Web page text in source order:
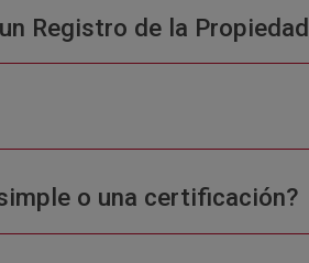
Registro de la Propiedad
o una certificación?